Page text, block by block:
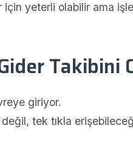
için yeterli olabilir ama
giriyor.
tek tıkla